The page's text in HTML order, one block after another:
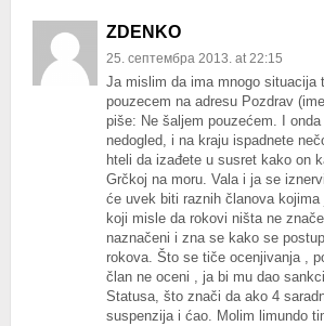
ZDENKO
25. септембра 2013. at 22:15
Ja mislim da ima mnogo situacija
pouzecem na adresu Pozdrav
piše: Ne šaljem pouzećem. I
nedogled, i na kraju ispadnete
hteli da izađete u susret kako on
Grčkoj na moru. Vala i ja se
će uvek biti raznih članova kojima
koji misle da rokovi ništa ne
naznačeni i zna se kako se
rokova. Što se tiče ocenjivanja ,
član ne oceni , ja bi mu dao
Statusa, što znači da ako 4
suspenzija i ćao. Molim limundo